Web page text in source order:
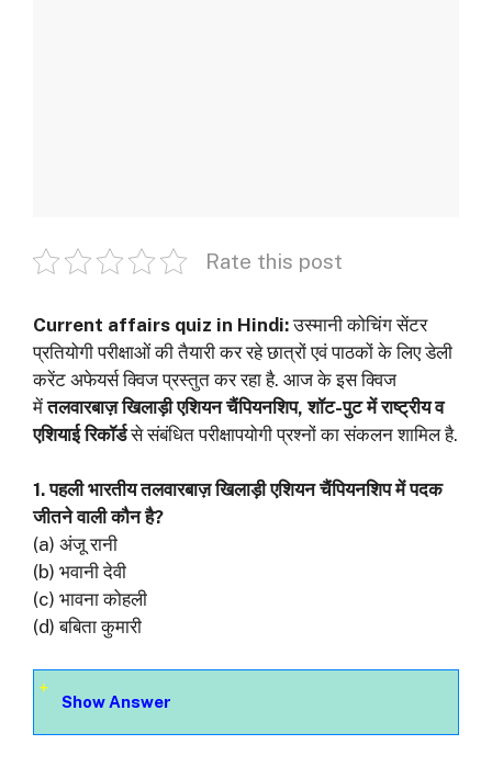
Rate this post
Current affairs quiz in Hindi:उस्मानी कोचिंग सेंटर
प्रतियोगी परीक्षाओं की तैयारी कर रहे छात्रों एवं पाठकों के लिए डेली
करेंट अफेयर्स क्विज प्रस्तुत कर रहा है. आज के इस क्विज
मेंतलवारबाज़ खिलाड़ी एशियन चैंपियनशिप, शॉट-पुट में राष्ट्रीय व
एशियाई रिकॉर्डसे संबंधित परीक्षापयोगी प्रश्नों का संकलन शामिल है.
1. पहली भारतीय तलवारबाज़ खिलाड़ी एशियन चैंपियनशिप में पदक
जीतने वाली कौन है?
(a) अंजू रानी
(b) भवानी देवी
(c) भावना कोहली
(d) बबिता कुमारी
Show Answer